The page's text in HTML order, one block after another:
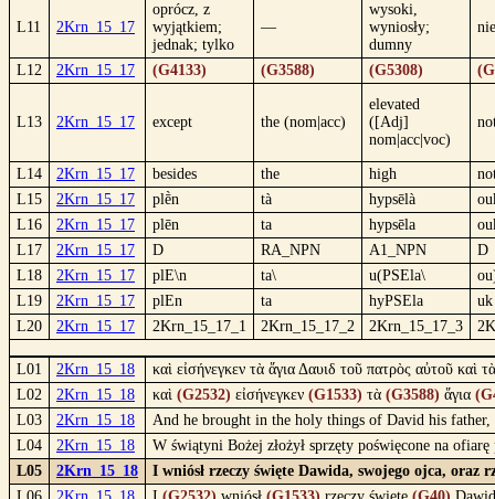
L11 2Krn_15_17
oprócz, z
wyjątkiem;
jednak; tylko
—
wysoki,
wyniosły;
dumny
L12 2Krn_15_17 (G4133) (G3588) (G5308)
L13 2Krn_15_17 except the (nom|acc)
elevated
([Adj]
nom|acc|voc)
L14 2Krn_15_17 besides the high
L15
2Krn_15_17 plḕn tà hypsēlà
L16
2Krn_15_17 plēn ta hypsēla
L17
2Krn_15_17 D RA_NPN A1_NPN
D
L18
2Krn_15_17 plE\n ta\ u(PSEla\
L19
2Krn_15_17 plEn ta hyPSEla
uk
L20
2Krn_15_17 2Krn_15_17_1 2Krn_15_17_2 2Krn_15_17_3
L01 2Krn_15_18
καὶ εἰσήνεγκεν τὰ ἅγια Δαυιδ τοῦ πατρὸς αὐτοῦ καὶ
L02
2Krn_15_18 καὶ (G2532) εἰσήνεγκεν (G1533) τὰ (G3588) ἅγια
L03
2Krn_15_18
And he brought in the holy things of David his
L04
2Krn_15_18
W świątyni Bożej złożył sprzęty poświęcone na
L05
2Krn_15_18
I wniósł rzeczy święte Dawida, swojego ojca, oraz